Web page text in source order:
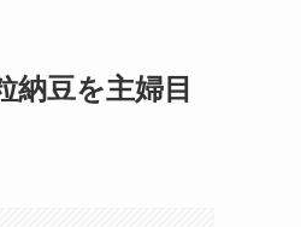
納豆を主婦目